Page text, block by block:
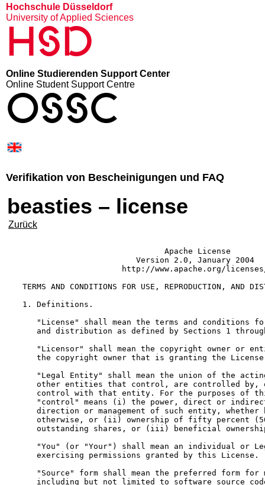
Hochschule Düsseldorf
University of Applied Sciences
HSD
Online Studierenden Support Center
Online Student Support Centre
OSSC
Verifikation von Bescheinigungen und FAQ
beasties – license
Zurück